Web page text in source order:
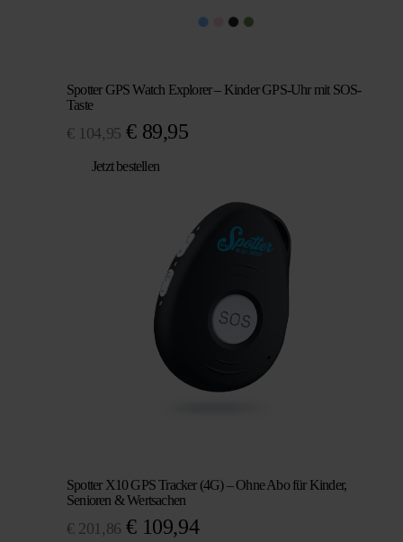
Spotter GPS Watch Explorer – Kinder GPS-Uhr mit SOS-
Taste
€ 104,95 Ursprünglicher
Preis
€ 89,95Aktueller
€ 89,95.
Jetzt bestellen
Spotter X10 GPS Tracker (4G) – Ohne Abo für Kinder,
Senioren & Wertsachen
€ 201,86 Ursprünglicher
€ 109,94Aktueller